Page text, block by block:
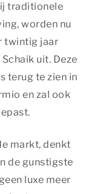
traditionele
worden nu
twintig jaar
uit. Deze
terug te zien in
en zal ook
markt, denkt
de gunstigste
luxe meer